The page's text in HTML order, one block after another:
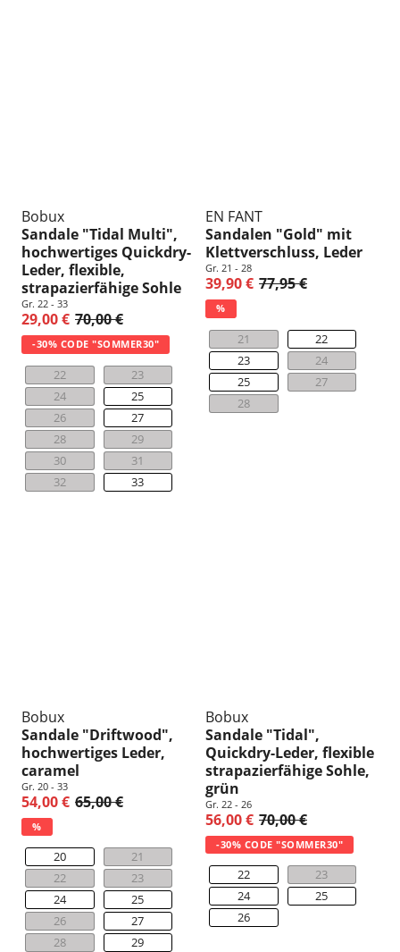
Bobux
Sandale "Tidal Multi",
hochwertiges Quickdry-
Leder, flexible,
strapazierfähige Sohle
Gr. 22 - 33
29,00 € 70,00 €
-30% CODE "SOMMER30"
22
23
24
25
26
27
28
29
30
31
32
33
EN FANT
Sandalen "Gold" mit
Klettverschluss, Leder
Gr. 21 - 28
39,90 € 77,95 €
%
21
22
23
24
25
27
28
Bobux
Sandale "Driftwood",
hochwertiges Leder,
caramel
Gr. 20 - 33
54,00 € 65,00 €
%
20
21
22
23
24
25
26
27
28
29
Bobux
Sandale "Tidal",
Quickdry-Leder, flexible
strapazierfähige Sohle,
grün
Gr. 22 - 26
56,00 € 70,00 €
-30% CODE "SOMMER30"
22
23
24
25
26